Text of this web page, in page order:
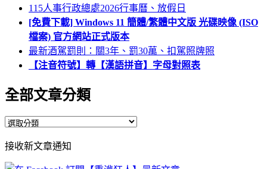
115人事行政總處2026行事曆、放假日
[免費下載] Windows 11 簡體/繁體中文版 光碟映像 (ISO
檔案) 官方網站正式版本
最新酒駕罰則：關3年、罰30萬、扣駕照牌照
【注音符號】轉【漢語拼音】字母對照表
全部文章分類
全
文
章
接收新文章通知